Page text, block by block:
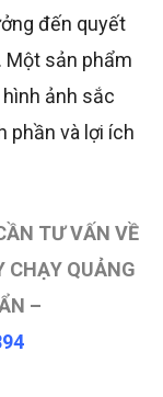
đến quyết
Một sản phẩm
ảnh sắc
phần và lợi ích
TƯ VẤN VỀ
CHẠY QUẢNG
–